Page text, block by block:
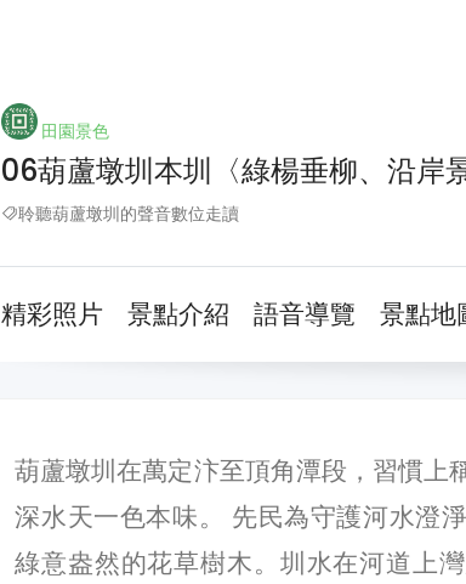
田園景色
06葫蘆墩圳本圳〈綠楊垂柳、沿岸
聆聽葫蘆墩圳的聲音數位走讀
精彩照片 景點介紹 語音導覽 景點地
葫蘆墩圳在萬定汴至頂角潭段，習慣上
深水天一色本味。 先民為守護河水澄
綠意盎然的花草樹木。圳水在河道上